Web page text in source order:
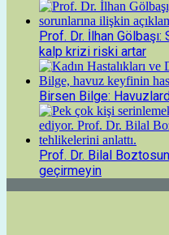
Prof. Dr. İlhan
kalp krizi riski artar
Birsen Bilge:
Prof. Dr. Bilal
geçirmeyin